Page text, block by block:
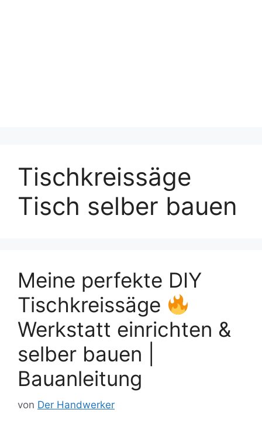
Tischkreissäge
Tisch selber bauen
Meine perfekte DIY
Tischkreissäge
Werkstatt einrichten &
selber bauen |
Bauanleitung
von Der Handwerker